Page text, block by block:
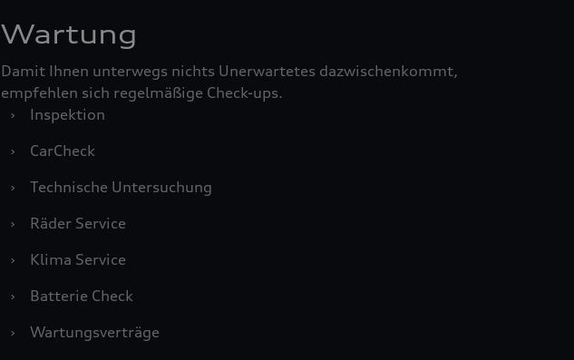
Wartung
Damit Ihnen unterwegs nichts Unerwartetes dazwischenkommt,
empfehlen sich regelmäßige Check-ups.
›
Inspektion
›
CarCheck
›
Technische Untersuchung
›
Räder Service
›
Klima Service
›
Batterie Check
›
Wartungsverträge